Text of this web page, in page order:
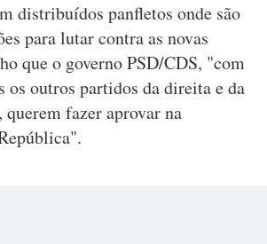
distribuídos panfletos onde são
para lutar contra as novas
que o governo PSD/CDS, "com
os outros partidos da direita e da
fazer aprovar na